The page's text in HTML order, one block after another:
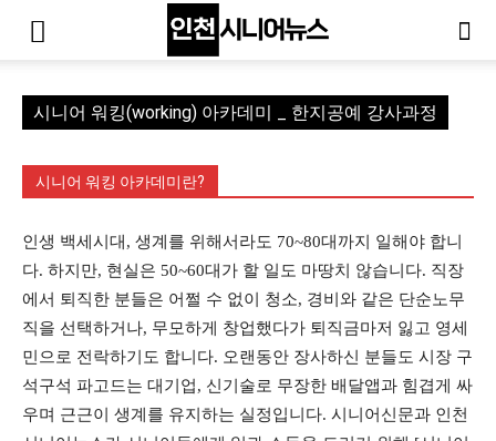
시니어 워킹(working) 아카데미 _ 한지공예 강사과정
시니어 워킹 아카데미란?
인생 백세시대, 생계를 위해서라도 70~80대까지 일해야 합니
다. 하지만, 현실은 50~60대가 할 일도 마땅치 않습니다. 직장
에서 퇴직한 분들은 어쩔 수 없이 청소, 경비와 같은 단순노무
직을 선택하거나, 무모하게 창업했다가 퇴직금마저 잃고 영세
민으로 전락하기도 합니다. 오랜동안 장사하신 분들도 시장 구
석구석 파고드는 대기업, 신기술로 무장한 배달앱과 힘겹게 싸
우며 근근이 생계를 유지하는 실정입니다. 시니어신문과 인천